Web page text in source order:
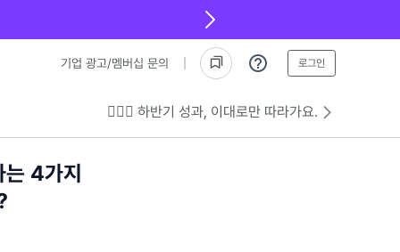
기업 광고/멤버십 문의 로그인
💁🏻‍♂️ 하반기 성과, 이대로만 따라가요.
4가지